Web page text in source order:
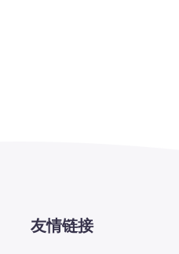
友情链接